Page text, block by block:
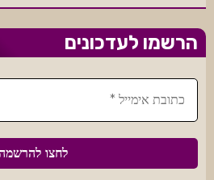
הרשמו לעדכונים